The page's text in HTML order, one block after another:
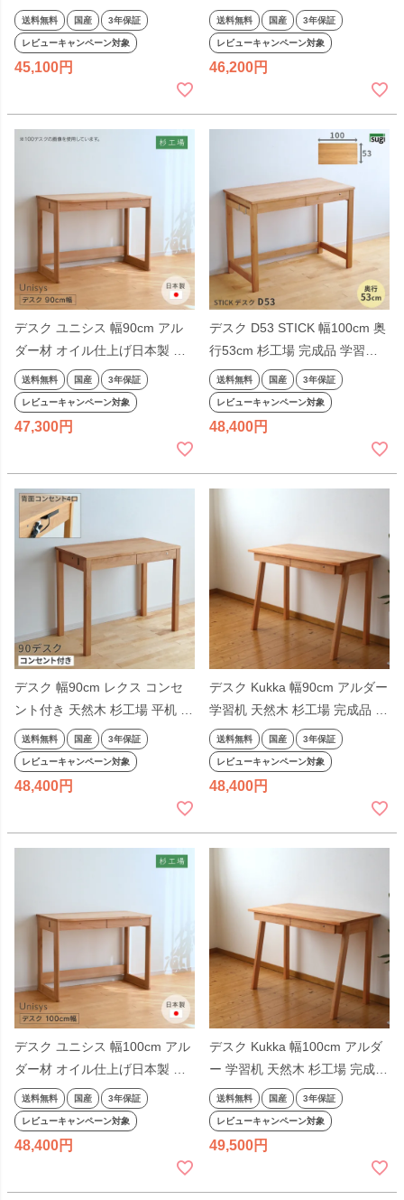
ル仕上げ シンプル 天然木 学習
机 平机 奥行きが浅い ヒノキ 国
産 テレワーク リモートワーク
送料無料 国産 3年保証
レビューキャンペーン対象
45,100
ル仕上げ シンプル天然木 学習
机 平机 奥行きが浅い ナチュラ
ル ヒノキ 国産 テレワーク リモ
送料無料 国産 3年保証
レビューキャンペーン対象
46,200
デスク ユニシス 幅90cm アル
ダー材 オイル仕上げ日本製 杉
工場 引出し付き 鍵付き 天然木
学習机 平机 奥行きが浅い ナチ
ュラル ヒノキ 国産 テレワーク
送料無料 国産 3年保証
レビューキャンペーン対象
47,300
デスク D53 STICK 幅100cm 奥
行53cm 杉工場 完成品 学習机
平机 引出し付き 国産 日本製 低
ホルム アルダー オイル仕上げ
シンプル 天然木 奥行きが浅い
ナチュラル ヒノキ テレワーク
送料無料 国産 3年保証
レビューキャンペーン対象
48,400
デスク 幅90cm レクス コンセ
ント付き 天然木 杉工場 平机 学
習机 シンプル リビング学習
90cm幅 コンパクト 引出し付き
抽斗付き アルダー材 4口 日本
製 国産 テレワーク リモートワ
送料無料 国産 3年保証
レビューキャンペーン対象
48,400
デスク Kukka 幅90cm アルダー
学習机 天然木 杉工場 完成品 日
本製 シンプル コンパクト ナチ
ュラル 引出し付き 国産 テレワ
ーク リモートワーク
送料無料 国産 3年保証
レビューキャンペーン対象
48,400
デスク ユニシス 幅100cm アル
ダー材 オイル仕上げ日本製 杉
工場 引出し付き 鍵付き 天然木
学習机 平机 奥行きが浅い ナチ
ュラル ヒノキ 国産
送料無料 国産 3年保証
レビューキャンペーン対象
48,400
デスク Kukka 幅100cm アルダ
ー 学習机 天然木 杉工場 完成品
日本製 シンプル コンパクト ナ
チュラル 引出し付き 国産 テレ
ワーク リモートワーク
送料無料 国産 3年保証
レビューキャンペーン対象
49,500